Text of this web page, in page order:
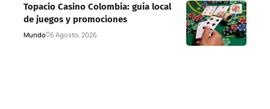
Topacio Casino Colombia: guía local
de juegos y promociones
Mundo 6 Agosto, 2026